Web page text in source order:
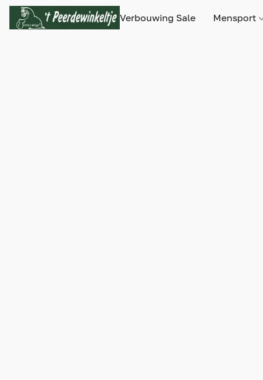
Verbouwing Sale Mensport